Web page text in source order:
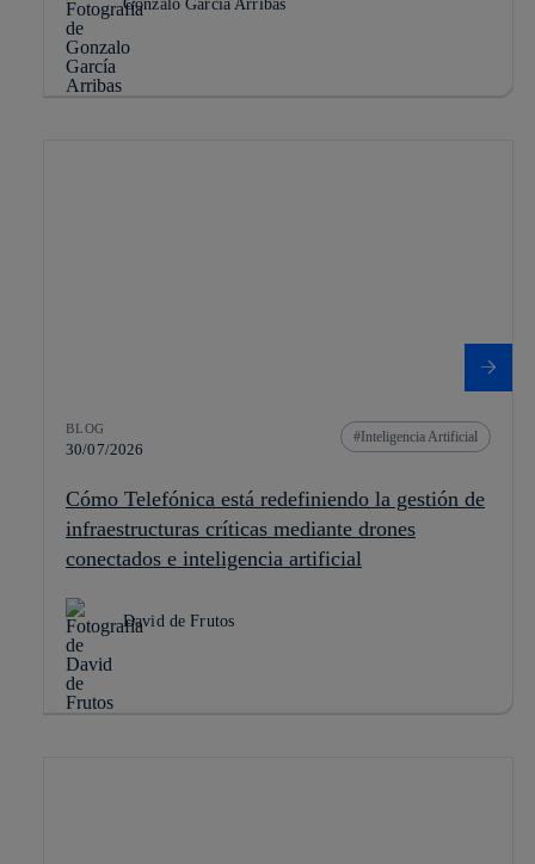
Gonzalo García Arribas
BLOG
30/07/2026
Inteligencia Artificial
Cómo Telefónica está redefiniendo la gestión de
infraestructuras críticas mediante drones
conectados e inteligencia artificial
David de Frutos